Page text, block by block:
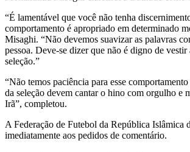
“É lamentável que você não tenha
comportamento é apropriado em determinado
Misaghi. “Não devemos suavizar as palavras
pessoa. Deve-se dizer que não é digno de vestir
seleção.”
“Não temos paciência para esse
da seleção devem cantar o hino com orgulho e
Irã”, completou.
A Federação de Futebol da República Islâmica
imediatamente aos pedidos de comentário.